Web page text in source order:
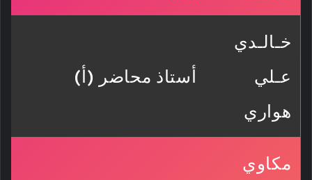
خـالـدي
عـلي
هواري
أستاذ محاضر (أ)
مكاوي